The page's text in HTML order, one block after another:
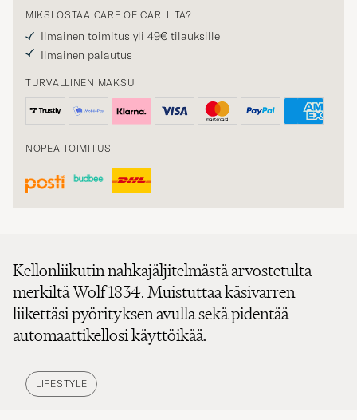
MIKSI OSTAA CARE OF CARLILTA?
Ilmainen toimitus yli 49€ tilauksille
Ilmainen palautus
TURVALLINEN MAKSU
NOPEA TOIMITUS
Kellonliikutin nahkajäljitelmästä arvostetulta
merkiltä Wolf 1834. Muistuttaa käsivarren
liikettäsi pyörityksen avulla sekä pidentää
automaattikellosi käyttöikää.
LIFESTYLE